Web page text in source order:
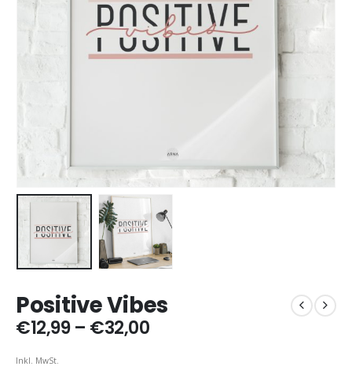
Positive Vibes
€12,99 – €32,00Preisspanne:
Inkl. MwSt.